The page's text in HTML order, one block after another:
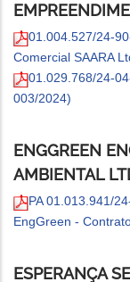
01.004.527/24-
Comercial SAARA
01.029.768/24-
003/2024)
ENGGREEN
AMBIENTAL
PA 01.013.941/
EngGreen -
ESPERANÇA